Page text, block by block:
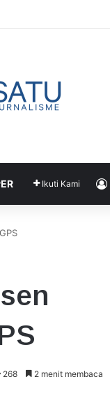
Serentak
Ikuti Kami
268 2 menit membaca